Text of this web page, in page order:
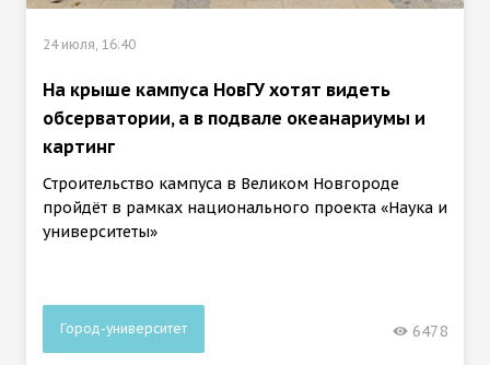
24 июля, 16:40
На крыше кампуса НовГУ хотят видеть
обсерватории, а в подвале океанариумы и
картинг
Строительство кампуса в Великом Новгороде
пройдёт в рамках национального проекта «Наука и
университеты»
Город-университет 6478